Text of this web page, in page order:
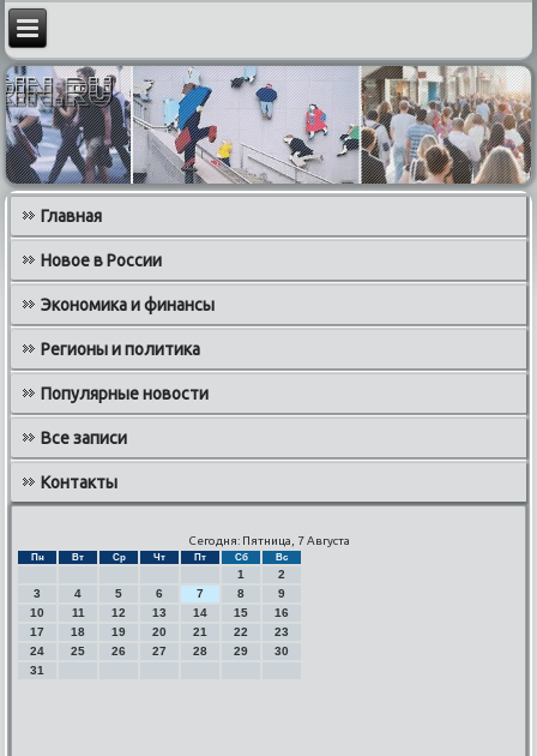
Главная
Новое в России
Экономика и финансы
Регионы и политика
Популярные новости
Все записи
Контакты
Сегодня: Пятница, 7 Августа
Пн Вт Ср Чт Пт Сб Вс
1
2
3
4 5 6 7 8
9
10
11 12 13 14 15
16
17
18 19 20 21 22
23
24
25 26 27 28 29
30
31